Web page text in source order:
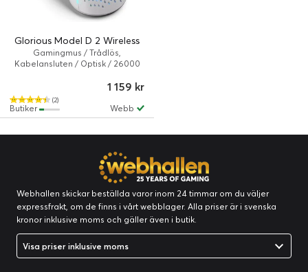
Glorious Model D 2 Wireless
Gamingmus / Trådlös,
Kabelansluten / Optisk / 26000
(2)
1 159 kr
Webb
Butiker
Webhallen skickar beställda varor inom 24 timmar om du väljer
expressfrakt, om de finns i vårt webblager. Alla priser är i svenska
kronor inklusive moms och gäller även i butik.
Visa priser inklusive moms